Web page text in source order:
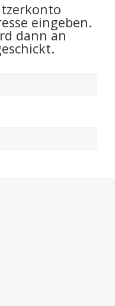
eingeben.
dann an